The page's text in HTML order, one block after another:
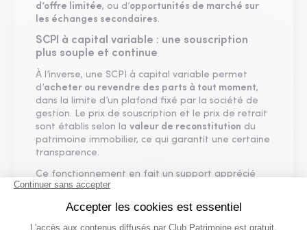
d’offre limitée, ou d’opportunités de marché sur
les échanges secondaires.
SCPI à capital variable : une souscription
plus souple et continue
À l’inverse, une SCPI à capital variable permet
d’acheter ou revendre des parts à tout moment,
dans la limite d’un plafond fixé par la société de
gestion. Le prix de souscription et le prix de retrait
sont établis selon la valeur de reconstitution du
patrimoine immobilier, ce qui garantit une certaine
transparence.
Ce fonctionnement en fait un support apprécié
pour saliquidité relative
visibilité sur les conditions de transaction
L'actualité des SCPI